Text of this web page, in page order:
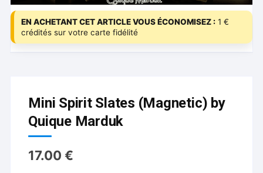
EN ACHETANT CET ARTICLE VOUS ÉCONOMISEZ : 1 €
crédités sur votre carte fidélité
Mini Spirit Slates (Magnetic) by
Quique Marduk
17.00€